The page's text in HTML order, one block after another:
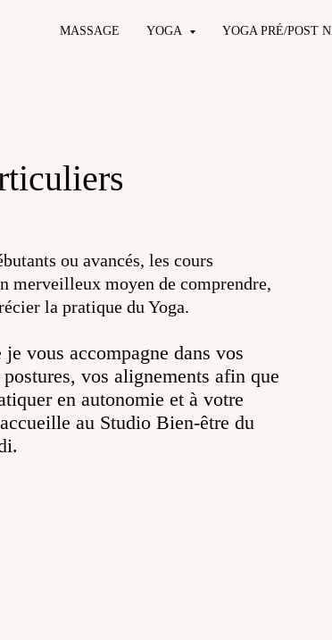
MASSAGE YOGA YOGA PRÉ/POST
ou avancés, les cours
merveilleux moyen de comprendre,
la pratique du Yoga.
vous accompagne dans vos
vos alignements afin que
en autonomie et à votre
au Studio Bien-être du